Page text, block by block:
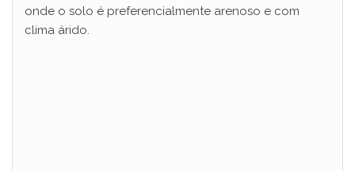
onde o solo é preferencialmente arenoso e com
clima árido.